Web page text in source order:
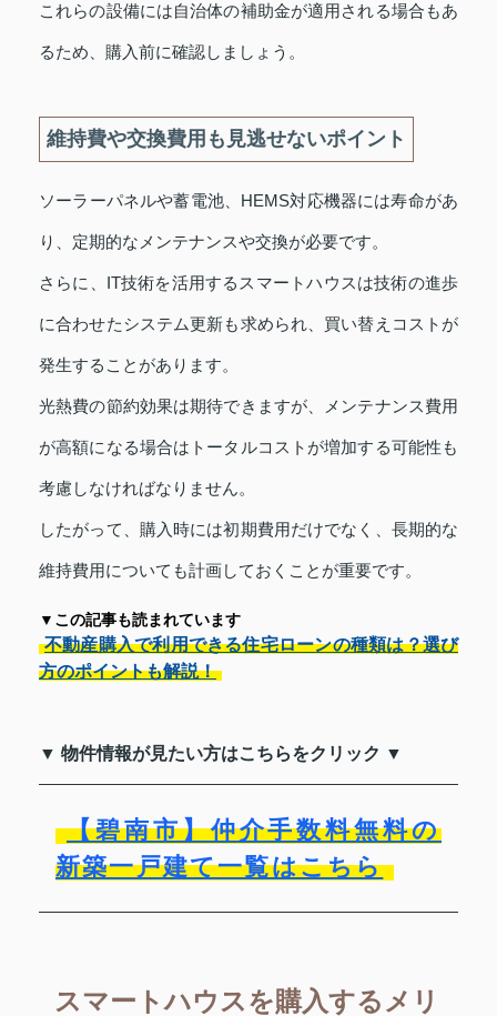
これらの設備には自治体の補助金が適用される場合もあ
るため、購入前に確認しましょう。
維持費や交換費用も見逃せないポイント
ソーラーパネルや蓄電池、HEMS対応機器には寿命があ
り、定期的なメンテナンスや交換が必要です。
さらに、IT技術を活用するスマートハウスは技術の進歩
に合わせたシステム更新も求められ、買い替えコストが
発生することがあります。
光熱費の節約効果は期待できますが、メンテナンス費用
が高額になる場合はトータルコストが増加する可能性も
考慮しなければなりません。
したがって、購入時には初期費用だけでなく、長期的な
維持費用についても計画しておくことが重要です。
▼この記事も読まれています
不動産購入で利用できる住宅ローンの種類は？選び
方のポイントも解説！
▼ 物件情報が見たい方はこちらをクリック ▼
【碧南市】仲介手数料無料の
新築一戸建て一覧はこちら
スマートハウスを購入するメリ